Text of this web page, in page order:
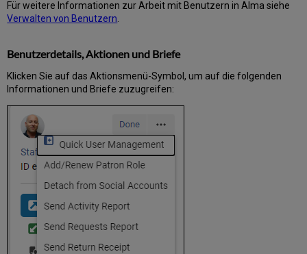
die
Warteschlange
für
Exemplar
an
Anzeige
Richtlinien
für
Ausleihen
für
Ausleihen
von
Ausleihen
Für weitere Informationen zur Arbeit mit Benutzern in Alma siehe
Verwalten von Benutzern
Benutzerdetails, Aktionen und Briefe
Klicken Sie auf das Aktionsmenü-Symbol, um auf die folgenden
Informationen und Briefe zuzugreifen: